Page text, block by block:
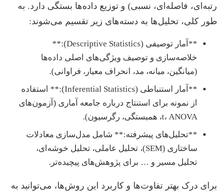
رتبه‌ای، فاصله‌ای، نسبی) و توزیع داده‌ها بستگی دارد. به
طور کلی، تحلیل‌ها به دسته‌های زیر تقسیم می‌شوند:
**آمار توصیفی (Descriptive Statistics):**
خلاصه‌سازی و توصیف ویژگی‌های اصلی داده‌ها
(میانگین، میانه، مد، انحراف معیار، فراوانی).
**آمار استنباطی (Inferential Statistics):** استفاده
از نمونه برای استنتاج درباره جامعه آماری (آزمون‌های
t، ANOVA، همبستگی، رگرسیون).
**تحلیل‌های پیشرفته:** شامل مدل‌سازی معادلات
ساختاری (SEM)، تحلیل عاملی، تحلیل خوشه‌ای،
تحلیل مسیر و … برای پژوهش‌های پیچیده‌تر.
برای درک بهتر تفاوت‌ها و کاربرد این روش‌ها، می‌توانید به